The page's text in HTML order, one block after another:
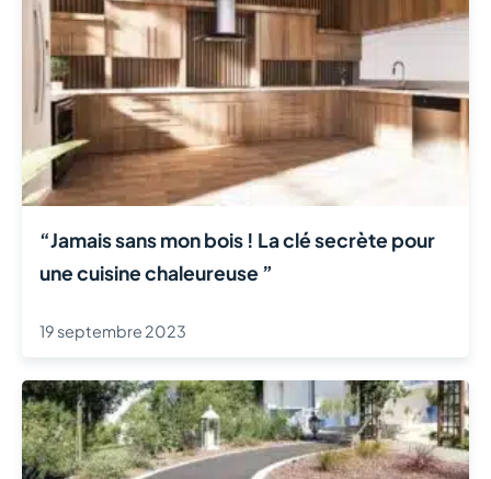
“Jamais sans mon bois ! La clé secrète pour
une cuisine chaleureuse ”
19 septembre 2023